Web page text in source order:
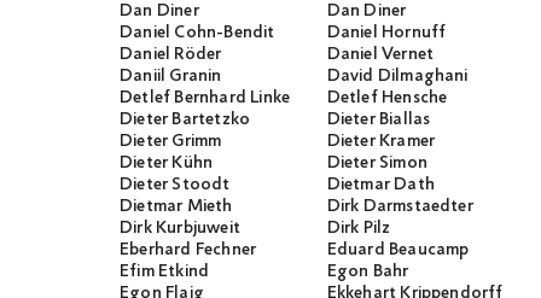
Dan Diner
Dan Diner
Daniel Cohn-Bendit
Daniel Hornuff
Daniel Röder
Daniel Vernet
Daniil Granin
David Dilmaghani
Detlef Bernhard Linke
Detlef Hensche
Dieter Bartetzko
Dieter Biallas
Dieter Grimm
Dieter Kramer
Dieter Kühn
Dieter Simon
Dieter Stoodt
Dietmar Dath
Dietmar Mieth
Dirk Darmstaedter
Dirk Kurbjuweit
Dirk Pilz
Eberhard Fechner
Eduard Beaucamp
Efim Etkind
Egon Bahr
Egon Flaig
Ekkehart Krippendorff